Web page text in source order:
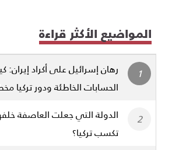
المواضيع الأكثر قراءة
رهان إسرائيل على أكراد
الحسابات الخاطئة ودور تركيا
الدولة التي جعلت العاصفة
تكسب تركيا؟